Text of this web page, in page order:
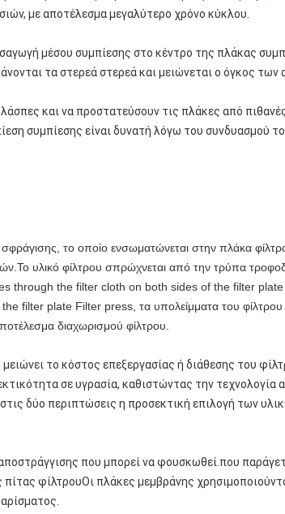
με αποτέλεσμα μεγαλύτερο χρόνο κύκλου.
μέσου συμπίεσης στο κέντρο της πλάκας
τα στερεά στερεά και μειώνεται ο όγκος των
και να προστατεύσουν τις πλάκες από
συμπίεσης είναι δυνατή λόγω του συνδυασμού
το οποίο ενσωματώνεται στην πλάκα
υλικό φίλτρου σπρώχνεται από την τρύπα
through the filter cloth on both sides of the filter
plate Filter press, τα υπολείμματα του φίλτρου
διαχωρισμού φίλτρου.
το κόστος επεξεργασίας ή διάθεσης του
σε υγρασία, καθιστώντας την τεχνολογία
δύο περιπτώσεις η προσεκτική επιλογή των
που μπορεί να φουσκωθεί.που
φίλτρουΟι πλάκες μεμβράνης